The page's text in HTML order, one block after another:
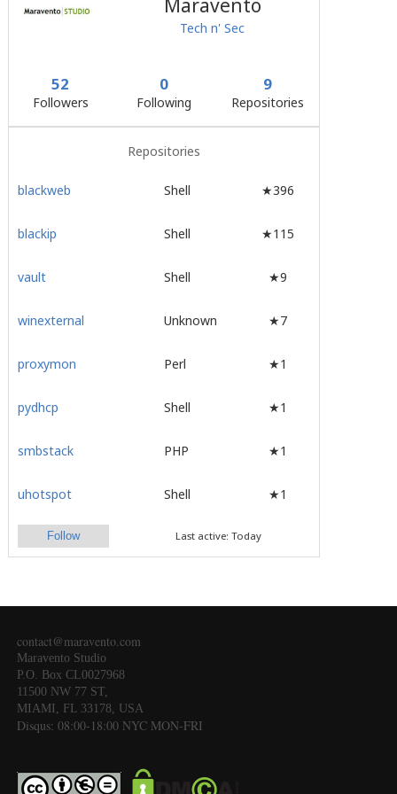
Tech n' Sec
52
Followers
0
Following
9
Repositories
Repositories
blackweb Shell ★396
blackip Shell ★115
vault Shell ★9
winexternal Unknown ★7
proxymon Perl ★1
pydhcp Shell ★1
smbstack PHP ★1
uhotspot Shell ★1
Follow Last active: Today
contact@maravento.com
Maravento Studio
P.O. Box CL0027968
11500 NW 77 ST,
MIAMI, FL 33178, USA
Disqus: 08:00-18:00 NYC MON-FRI